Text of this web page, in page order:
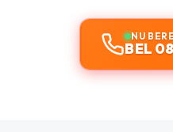
NU
BEL